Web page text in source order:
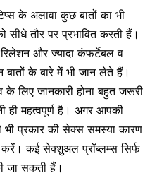
के अलावा कुछ बातों का भी
तौर पर प्रभावित करती हैं।
और ज्यादा कंफर्टेबल व
के बारे में भी जान लेते हैं।
लिए जानकारी होना बहुत जरूरी
महत्वपूर्ण है। अगर आपकी
भी प्रकार की सेक्स समस्या कारण
करें। कईसेक्शुअल प्रॉब्लम्स सिर्फ
जा सकती हैं।